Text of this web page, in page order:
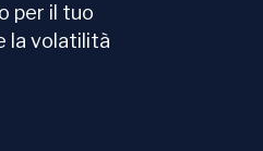
per il tuo
la volatilità